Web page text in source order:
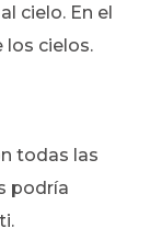
cielo. En el
los cielos.
todas las
podría